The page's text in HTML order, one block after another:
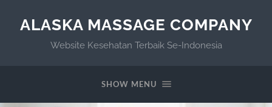
ALASKA MASSAGE COMPANY
Website Kesehatan Terbaik Se-Indonesia
SHOW MENU